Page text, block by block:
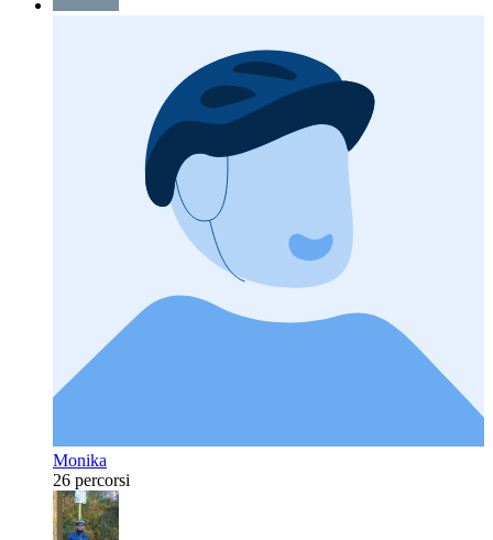
Monika
26 percorsi